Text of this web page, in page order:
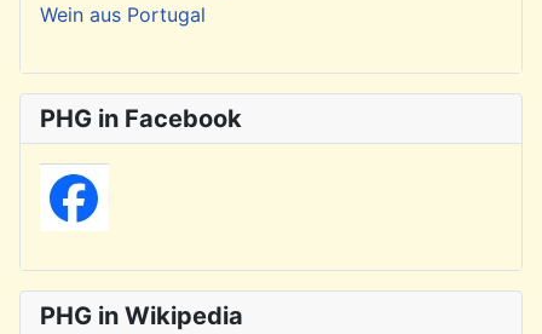
Wein aus Portugal
PHG in Facebook
PHG in Wikipedia